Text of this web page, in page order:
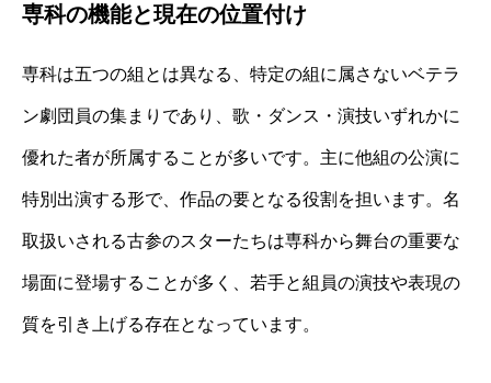
専科の機能と現在の位置付け
専科は五つの組とは異なる、特定の組に属さないベテラ
ン劇団員の集まりであり、歌・ダンス・演技いずれかに
優れた者が所属することが多いです。主に他組の公演に
特別出演する形で、作品の要となる役割を担います。名
取扱いされる古参のスターたちは専科から舞台の重要な
場面に登場することが多く、若手と組員の演技や表現の
質を引き上げる存在となっています。